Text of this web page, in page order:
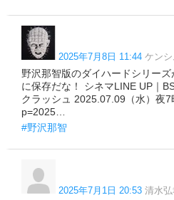
2025年7月8日 11:44 ケンシ
野沢那智版のダイハードシリー
に保存だな！ シネマLINE UP｜
クラッシュ 2025.07.09（水）夜
p=2025…
#野沢那智
2025年7月1日 20:53 清水